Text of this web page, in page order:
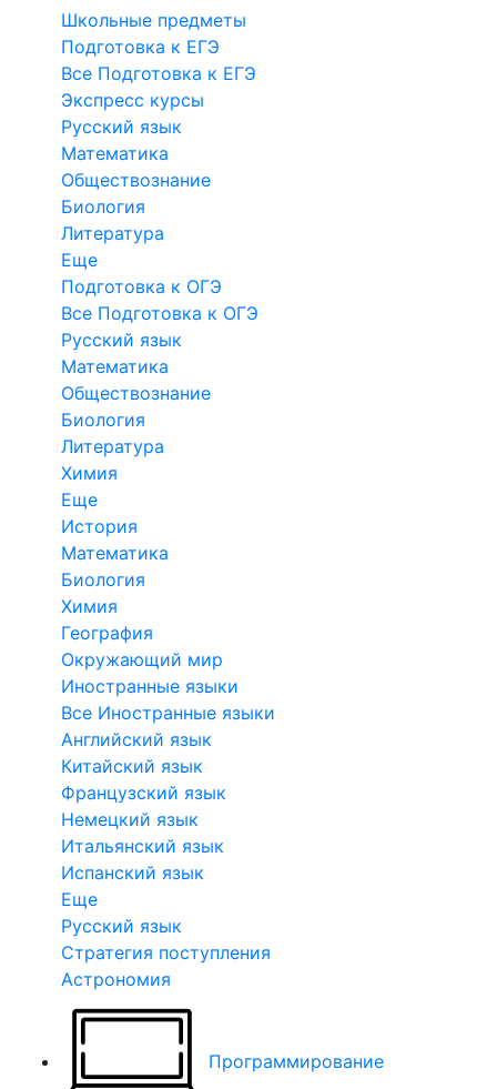
Школьные предметы
Подготовка к ЕГЭ
Все Подготовка к ЕГЭ
Экспресс курсы
Русский язык
Математика
Обществознание
Биология
Литература
Еще
Подготовка к ОГЭ
Все Подготовка к ОГЭ
Русский язык
Математика
Обществознание
Биология
Литература
Химия
Еще
История
Математика
Биология
Химия
География
Окружающий мир
Иностранные языки
Все Иностранные языки
Английский язык
Китайский язык
Французский язык
Немецкий язык
Итальянский язык
Испанский язык
Еще
Русский язык
Стратегия поступления
Астрономия
Программирование